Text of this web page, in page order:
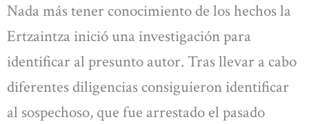
Nada más tener conocimiento de los hechos la
Ertzaintza inició una investigación para
identificar al presunto autor. Tras llevar a cabo
diferentes diligencias consiguieron identificar
al sospechoso, que fue arrestado el pasado